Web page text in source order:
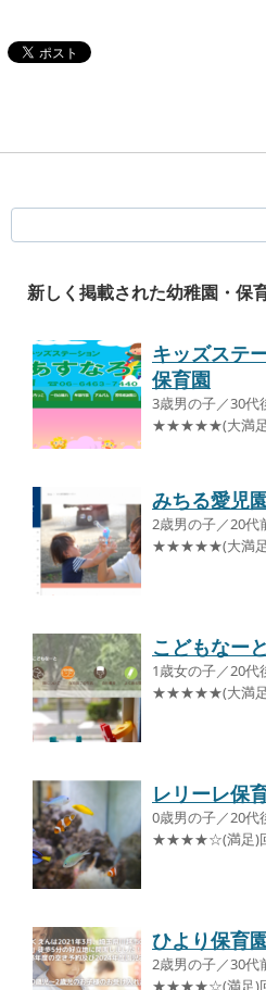
新しく掲載された幼稚園・保
キッズステ
保育園
3歳男の子／30代
★★★★★(大満足)
みちる愛児
2歳男の子／20代
★★★★★(大満足)
こどもなー
1歳女の子／20代
★★★★★(大満足)
レリーレ保
0歳男の子／20代
★★★★☆(満足)回
ひより保育
2歳男の子／30代
★★★★☆(満足)回